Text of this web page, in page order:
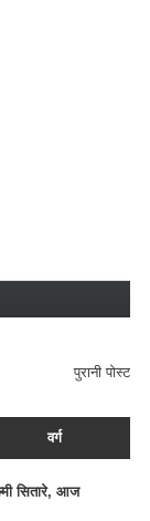
पुरानी पोस्ट
वर्ग
सितारे, आज